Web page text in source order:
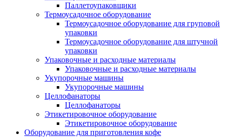
Паллетоупаковщики
Термоусадочное оборудование
Термоусадочное оборудование для груповой
упаковки
Термоусадочное оборудование для штучной
упаковки
Упаковочные и расходные материалы
Упаковочные и расходные материалы
Укупорочные машины
Укупорочные машины
Целлофанаторы
Целлофанаторы
Этикетировочное оборудование
Этикетировочное оборудование
Оборудование для приготовления кофе